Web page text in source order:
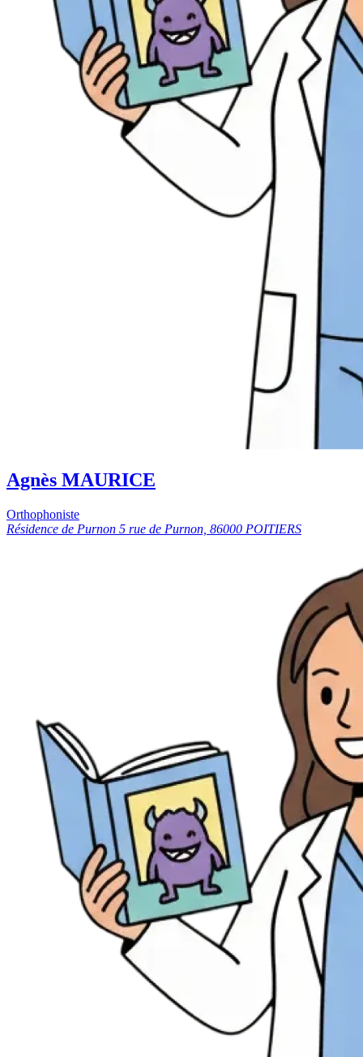
Agnès MAURICE
Orthophoniste
Résidence de Purnon 5 rue de Purnon, 86000 POITIERS